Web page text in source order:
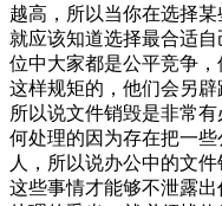
越高，所以当你在选择
就应该知道选择最合适
位中大家都是公平竞争
这样规矩的，他们会另辟
所以说文件销毁是非常
何处理的因为存在把一
人，所以说办公中的文
这些事情才能够不泄露